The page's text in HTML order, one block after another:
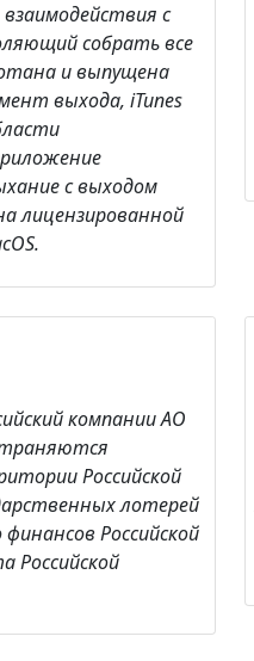
с
собрать все
и выпущена
выхода, iTunes
с выходом
лицензированной
компании АО
Российской
лотерей
Российской
Российской